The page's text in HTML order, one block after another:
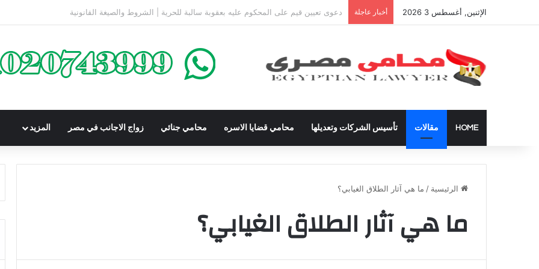
الإثنين, أغسطس 3 2026 أخبار عاجلة شراء العقارات داخل الكومباوندات تحت الإنشاء | أهم البنود التي تحمي المشتري في القانون المصري
HOME مقالات تأسيس الشركات وتعديلها محامي قضايا الاسره محامي جنائي زواج الاجانب في مصر المزيد
الرئيسية / ما هي آثار الطلاق الغيابي؟
ما هي آثار الطلاق الغيابي؟